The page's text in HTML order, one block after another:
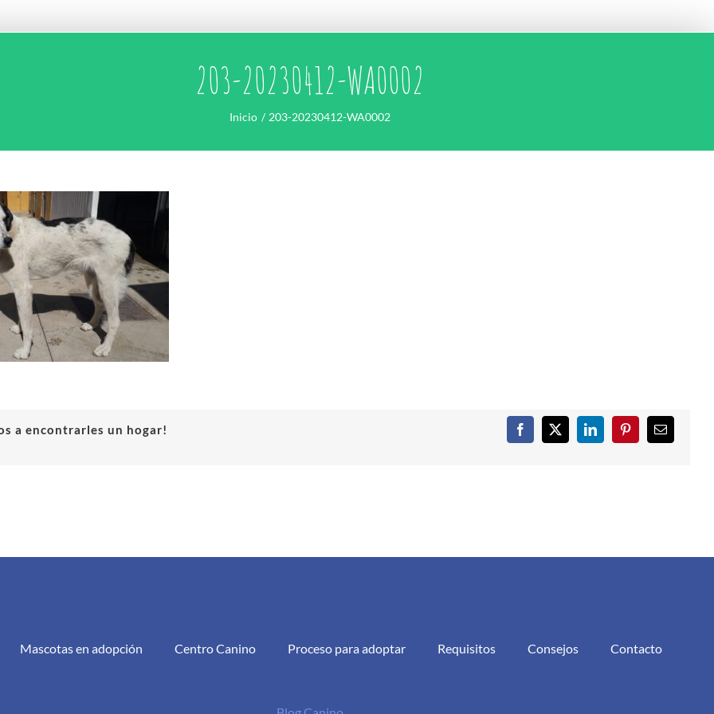
203-20230412-WA0002
Inicio 203-20230412-WA0002
a encontrarles un hogar! Facebook
X LinkedInPinterestCorreo
electrónico
Mascotas en adopción Centro Canino Proceso para adoptar Requisitos Consejos Contacto